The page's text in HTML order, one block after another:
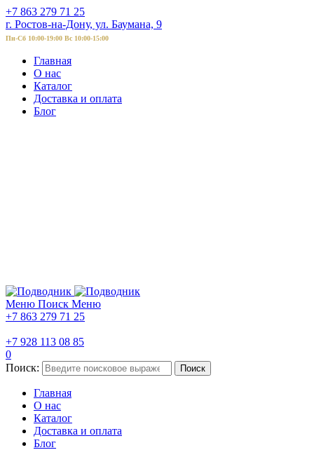
+7 863 279 71 25
г. Ростов-на-Дону, ул. Баумана, 9
Пн-Сб 10:00-19:00 Вс 10:00-15:00
Главная
О нас
Каталог
Доставка и оплата
Блог
Меню Поиск Меню
+7 863 279 71 25
+7 928 113 08 85
0
Поиск:
Поиск
Главная
О нас
Каталог
Доставка и оплата
Блог